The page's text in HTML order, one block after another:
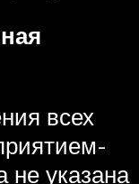
всех
не указана